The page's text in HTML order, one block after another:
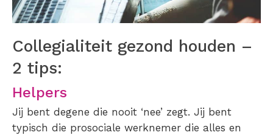
Collegialiteit gezond houden –
2 tips:
Helpers
Jij bent degene die nooit ‘nee’ zegt. Jij bent
typisch die prosociale werknemer die alles en